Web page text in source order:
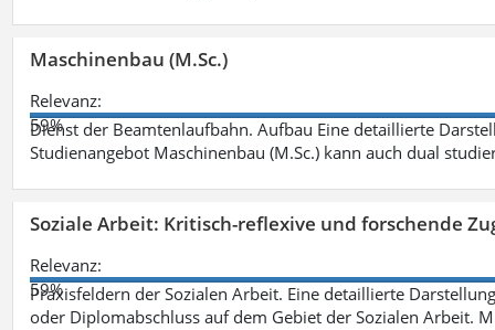
Maschinenbau (M.Sc.)
Relevanz:
59%
Dienst der Beamtenlaufbahn. Aufbau Eine detaillierte
Studienangebot Maschinenbau (M.Sc.) kann auch dual
Soziale Arbeit: Kritisch-reflexive und forschende
Relevanz:
59%
Praxisfeldern der Sozialen Arbeit. Eine detaillierte
oder Diplomabschluss auf dem Gebiet der Sozialen Arbeit.